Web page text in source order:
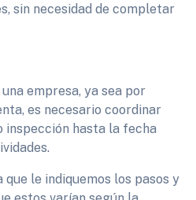
sin necesidad de completar
empresa, ya sea por
es necesario coordinar
inspección hasta la fecha
le indiquemos los pasos y